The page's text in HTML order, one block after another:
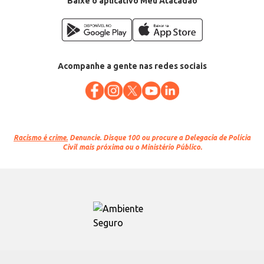
Acompanhe a gente nas redes sociais
Racismo é crime. Denuncie. Disque 100 ou procure a Delegacia de Polícia
Civil mais próxima ou o Ministério Público.